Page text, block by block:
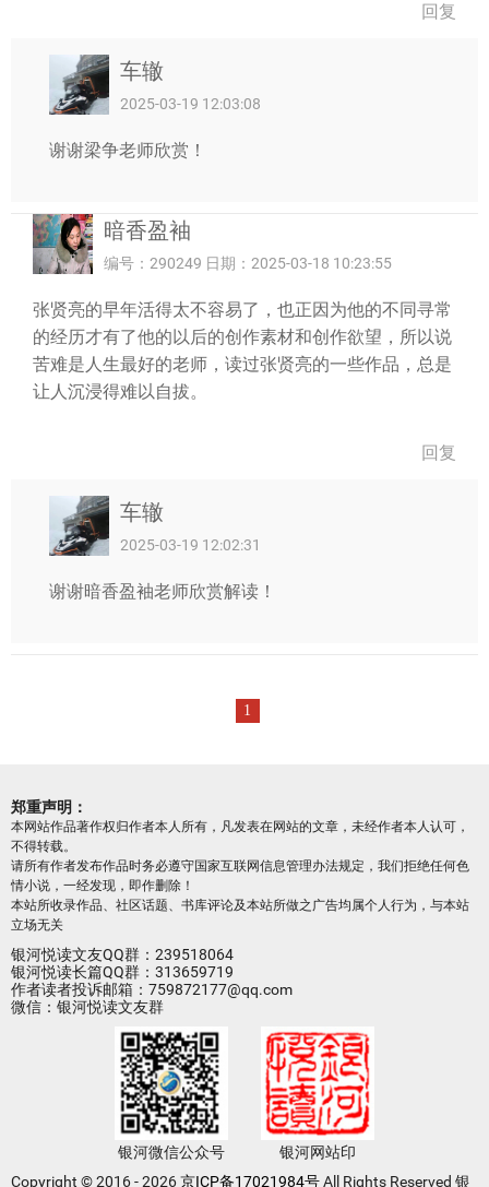
回复
车辙
2025-03-19 12:03:08
谢谢梁争老师欣赏！
暗香盈袖
编号：290249 日期：2025-03-18 10:23:55
张贤亮的早年活得太不容易了，也正因为他的不同寻常
的经历才有了他的以后的创作素材和创作欲望，所以说
苦难是人生最好的老师，读过张贤亮的一些作品，总是
让人沉浸得难以自拔。
回复
车辙
2025-03-19 12:02:31
谢谢暗香盈袖老师欣赏解读！
1
郑重声明：
本网站作品著作权归作者本人所有，凡发表在网站的文章，未经作者本人认可，
不得转载。
请所有作者发布作品时务必遵守国家互联网信息管理办法规定，我们拒绝任何色
情小说，一经发现，即作删除！
本站所收录作品、社区话题、书库评论及本站所做之广告均属个人行为，与本站
立场无关
银河悦读文友QQ群：239518064
银河悦读长篇QQ群：313659719
作者读者投诉邮箱：759872177@qq.com
微信：银河悦读文友群
银河微信公众号
银河网站印
Copyright © 2016 - 2026京ICP备17021984号All Rights Reserved 银